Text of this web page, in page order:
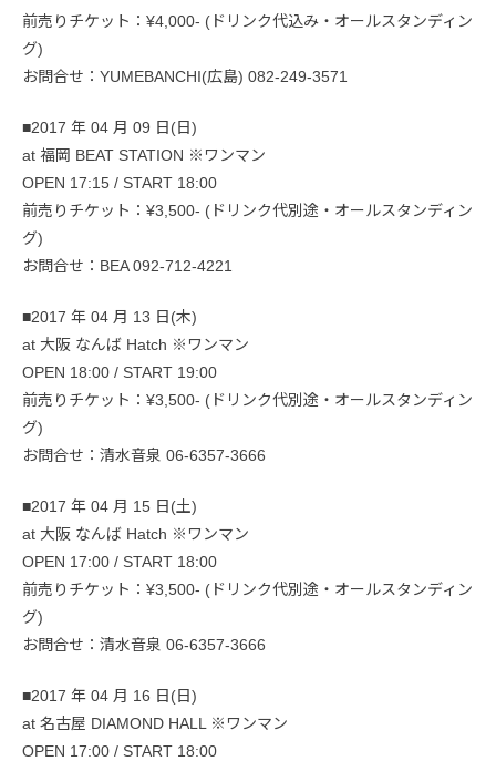
前売りチケット：¥4,000- (ドリンク代込み・オールスタンディン
グ)
お問合せ：YUMEBANCHI(広島) 082-249-3571
■2017 年 04 月 09 日(日)
at 福岡 BEAT STATION ※ワンマン
OPEN 17:15 / START 18:00
前売りチケット：¥3,500- (ドリンク代別途・オールスタンディン
グ)
お問合せ：BEA 092-712-4221
■2017 年 04 月 13 日(木)
at 大阪 なんば Hatch ※ワンマン
OPEN 18:00 / START 19:00
前売りチケット：¥3,500- (ドリンク代別途・オールスタンディン
グ)
お問合せ：清水音泉 06-6357-3666
■2017 年 04 月 15 日(土)
at 大阪 なんば Hatch ※ワンマン
OPEN 17:00 / START 18:00
前売りチケット：¥3,500- (ドリンク代別途・オールスタンディン
グ)
お問合せ：清水音泉 06-6357-3666
■2017 年 04 月 16 日(日)
at 名古屋 DIAMOND HALL ※ワンマン
OPEN 17:00 / START 18:00